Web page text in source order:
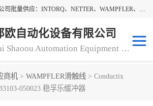
上海邵欧自动化设备有限公司批量供应：INTORQ、NETTER、WAMPFLER、WARNER、WICHITA、三菱离合器、warner离合器、NETTER振动器、WAMPFLER滑触线。上海邵欧自动化设备有限公司提供创新技术与产品解决方案，让客户享有高性价比，优质的产品和服务，我们坚持以持续技术和服务创新为客户不断创造价值。欢迎来电咨询！
欧自动化设备有限公司
Shanghai Shaoou Automation Equipment Co., Ltd
商机 > WAMPFLER滑触线 > Conductix
050023 稳孚乐缓冲器
LENZE